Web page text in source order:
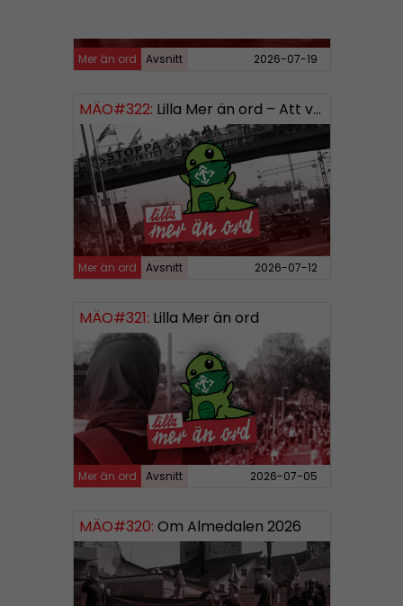
Mer än ord Avsnitt 2026-07-19
MÄO#322: Lilla Mer än ord – Att vara organiserad
Mer än ord Avsnitt 2026-07-12
MÄO#321: Lilla Mer än ord
Mer än ord Avsnitt 2026-07-05
MÄO#320: Om Almedalen 2026